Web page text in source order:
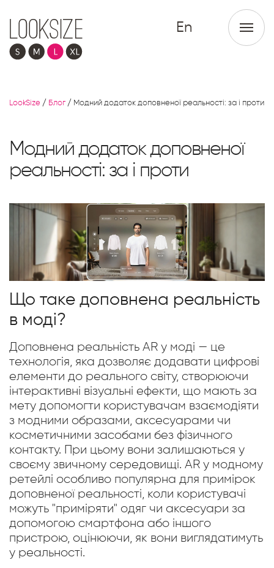
En
LookSize / Блог / Модний додаток доповненої реальності: за і проти
Модний додаток доповненої
реальності: за і проти
Що таке доповнена реальність
в моді?
Доповнена реальність AR у моді — це
технологія, яка дозволяє додавати цифрові
елементи до реального світу, створюючи
інтерактивні візуальні ефекти, що мають за
мету допомогти користувачам взаємодіяти
з модними образами, аксесуарами чи
косметичними засобами без фізичного
контакту. При цьому вони залишаються у
своєму звичному середовищі. AR у модному
ретейлі особливо популярна для примірок
доповненої реальності, коли користувачі
можуть "приміряти" одяг чи аксесуари за
допомогою смартфона або іншого
пристрою, оцінюючи, як вони виглядатимуть
у реальності.